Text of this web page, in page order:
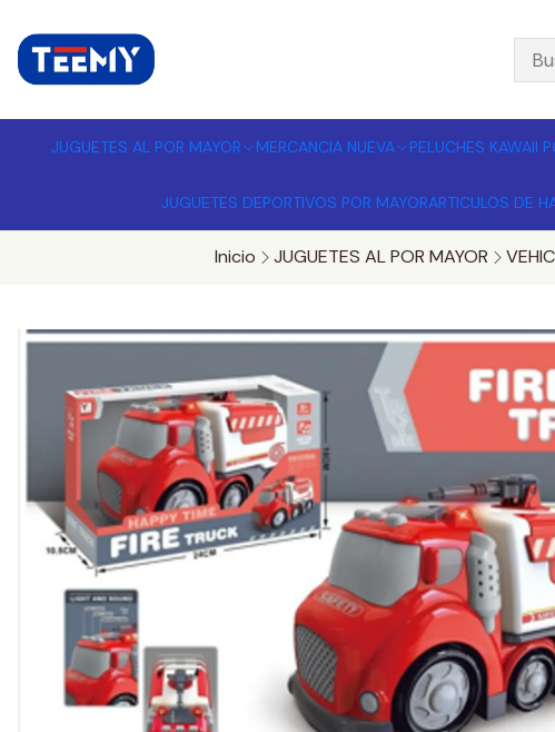
JUGUETES AL POR MAYOR MERCANCIA NUEVA PELUCHES KAWAII
JUGUETES DEPORTIVOS POR MAYORARTICULOS DE
Inicio JUGUETES AL POR MAYOR